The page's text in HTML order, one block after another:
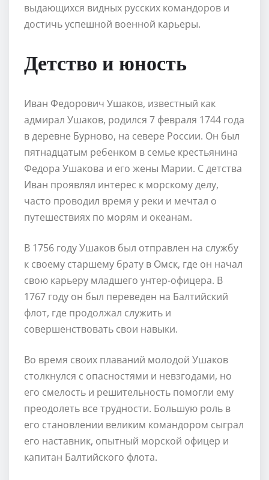
выдающихся видных русских командоров и
достичь успешной военной карьеры.
Детство и юность
Иван Федорович Ушаков, известный как
адмирал Ушаков, родился 7 февраля 1744 года
в деревне Бурново, на севере России. Он был
пятнадцатым ребенком в семье крестьянина
Федора Ушакова и его жены Марии. С детства
Иван проявлял интерес к морскому делу,
часто проводил время у реки и мечтал о
путешествиях по морям и океанам.
В 1756 году Ушаков был отправлен на службу
к своему старшему брату в Омск, где он начал
свою карьеру младшего унтер-офицера. В
1767 году он был переведен на Балтийский
флот, где продолжал служить и
совершенствовать свои навыки.
Во время своих плаваний молодой Ушаков
столкнулся с опасностями и невзгодами, но
его смелость и решительность помогли ему
преодолеть все трудности. Большую роль в
его становлении великим командором сыграл
его наставник, опытный морской офицер и
капитан Балтийского флота.